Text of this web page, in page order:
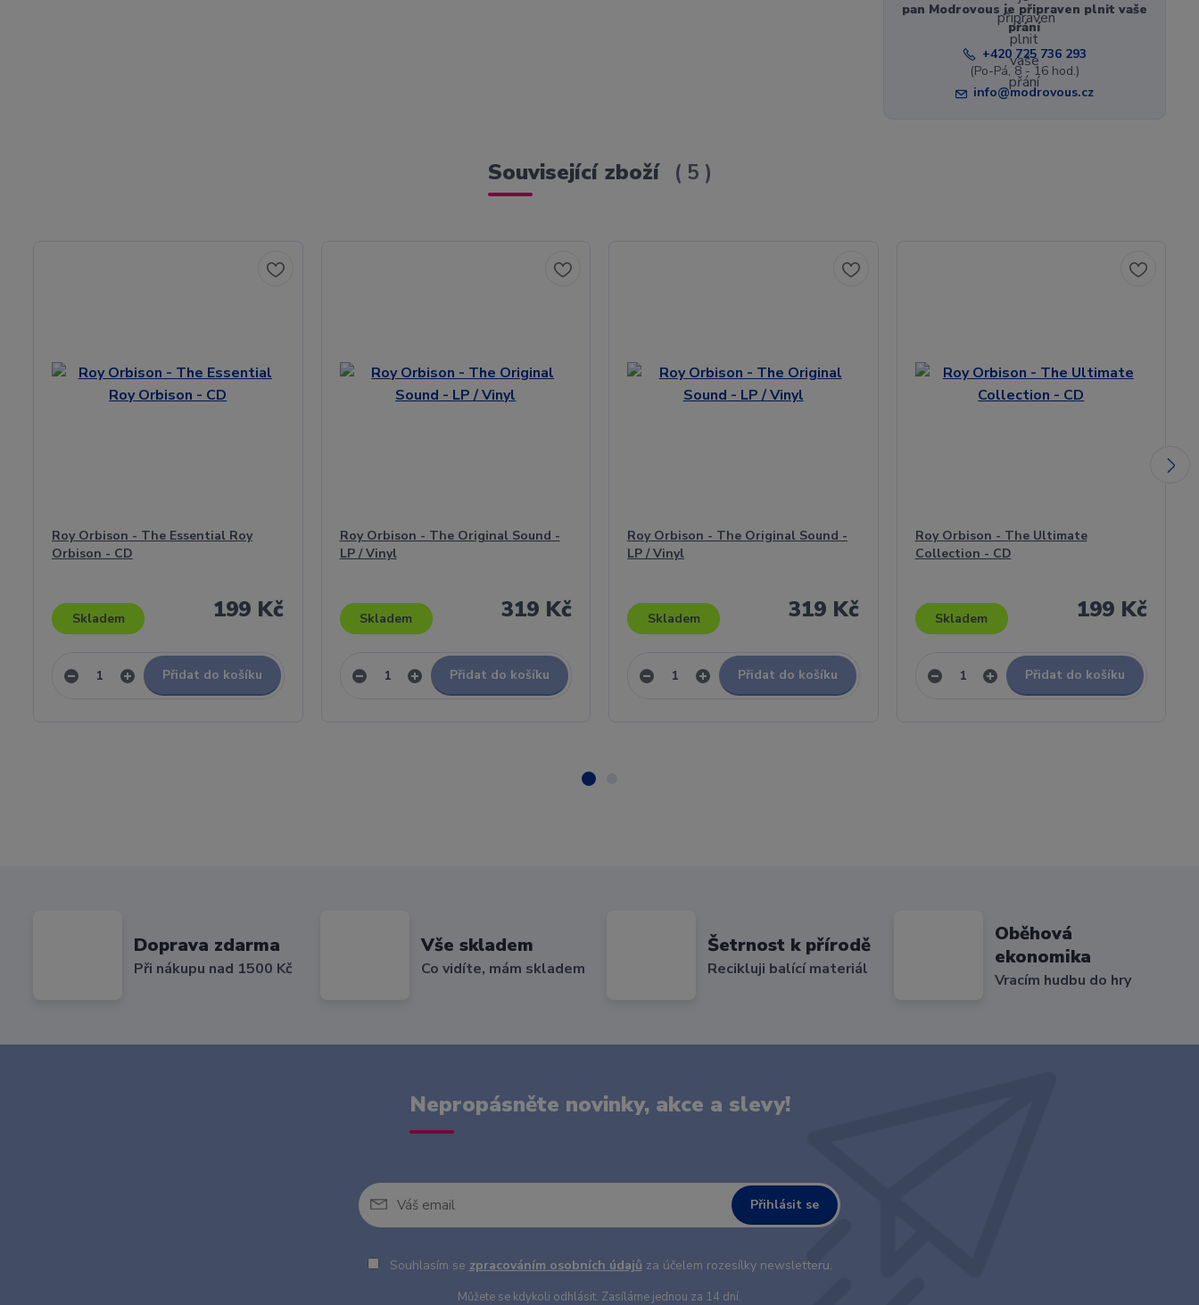
pan Modrovous je připraven plnit vaše
přání
+420 725 736 293
(Po-Pá, 8 - 16 hod.)
info@modrovous.cz
Související zboží 5
Roy Orbison - The Essential Roy
Orbison - CD
199 Kč
Skladem
Přidat do košíku
Roy Orbison - The Original Sound -
LP / Vinyl
319 Kč
Skladem
Přidat do košíku
Roy Orbison - The Original Sound -
LP / Vinyl
319 Kč
Skladem
Přidat do košíku
Roy Orbison - The Ultimate
Collection - CD
199 Kč
Skladem
Přidat do košíku
Doprava zdarma
Při nákupu nad 1500 Kč
Vše skladem
Co vidíte, mám skladem
Šetrnost k přírodě
Recikluji balící materiál
Oběhová
ekonomika
Vracím hudbu do hry
Nepropásněte novinky, akce a slevy!
Přihlásit se
Souhlasím se zpracováním osobních údajů za účelem rozesílky newsletteru.
Můžete se kdykoli odhlásit. Zasíláme jednou za 14 dní.